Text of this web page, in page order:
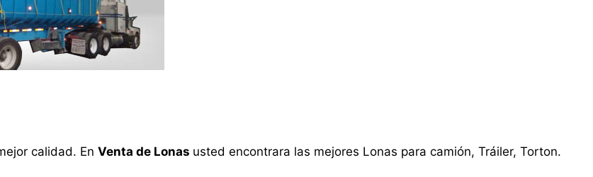
calidad. En Venta de Lonas usted encontrara las mejores Lonas para camión, Tráiler, Torton.